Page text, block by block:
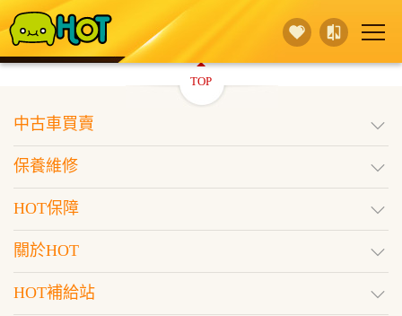
賣 車
行銷活動 據點查詢 HOT保障
TOP
中古車買賣
保養維修
HOT保障
關於HOT
HOT補給站